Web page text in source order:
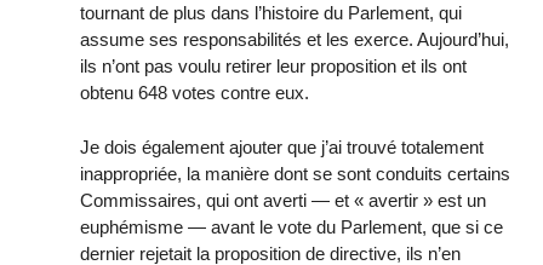
tournant de plus dans l’histoire du Parlement, qui
assume ses responsabilités et les exerce. Aujourd’hui,
ils n’ont pas voulu retirer leur proposition et ils ont
obtenu 648 votes contre eux.
Je dois également ajouter que j’ai trouvé totalement
inappropriée, la manière dont se sont conduits certains
Commissaires, qui ont averti — et « avertir » est un
euphémisme — avant le vote du Parlement, que si ce
dernier rejetait la proposition de directive, ils n’en